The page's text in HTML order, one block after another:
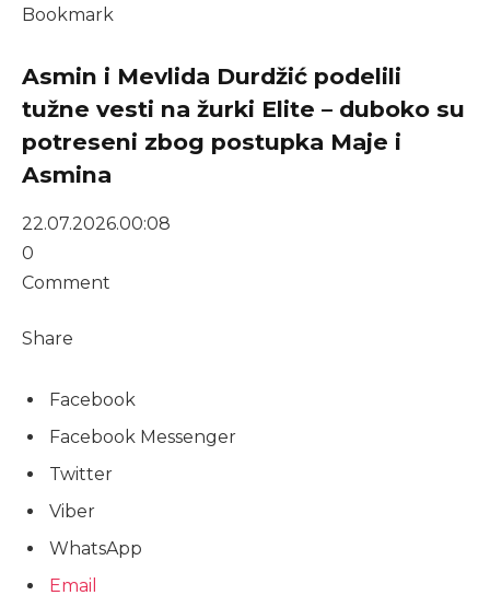
Bookmark
Asmin i Mevlida Durdžić podelili
tužne vesti na žurki Elite – duboko su
potreseni zbog postupka Maje i
Asmina
22.07.2026.00:08
0
Comment
Share
Facebook
Facebook Messenger
Twitter
Viber
WhatsApp
Email